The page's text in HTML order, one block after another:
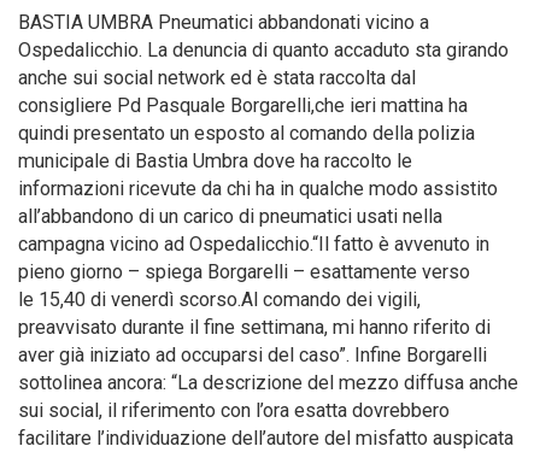
BASTIA UMBRA Pneumatici abbandonati vicino a
Ospedalicchio. La denuncia di quanto accaduto sta girando
anche sui social network ed è stata raccolta dal
consigliere Pd Pasquale Borgarelli,che ieri mattina ha
quindi presentato un esposto al comando della polizia
municipale di Bastia Umbra dove ha raccolto le
informazioni ricevute da chi ha in qualche modo assistito
all’abbandono di un carico di pneumatici usati nella
campagna vicino ad Ospedalicchio.“Il fatto è avvenuto in
pieno giorno – spiega Borgarelli – esattamente verso
le 15,40 di venerdì scorso.Al comando dei vigili,
preavvisato durante il fine settimana, mi hanno riferito di
aver già iniziato ad occuparsi del caso”. Infine Borgarelli
sottolinea ancora: “La descrizione del mezzo diffusa anche
sui social, il riferimento con l’ora esatta dovrebbero
facilitare l’individuazione dell’autore del misfatto auspicata